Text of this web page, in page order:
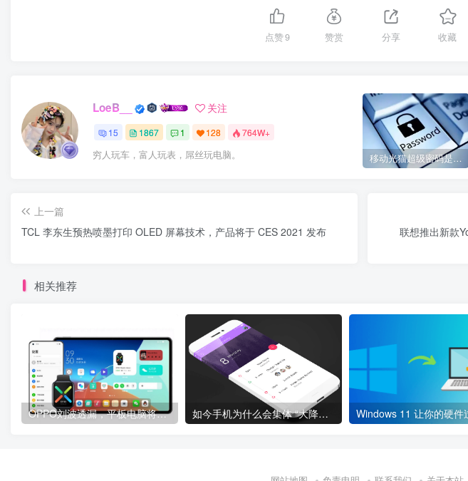
点赞9 赞赏 分享 收藏
LoeB__ 关注
15 1867 1 128 764W+
穷人玩车，富人玩表，屌丝玩电脑。 移动光猫超级密码是多少？移动光猫超级管理员后台账号与密码
上一篇
TCL 李东生预热喷墨打印 OLED 屏幕技术，产品将于 CES 2021 发布
联想推出新款
相关推荐
OPPO刘波透漏，平板电脑将于明年上半年发布 如今手机为什么会集体 “大降价”？